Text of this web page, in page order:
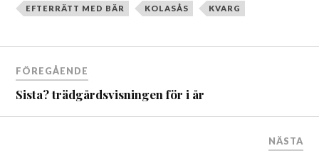
EFTERRÄTT MED BÄR KOLASÅS KVARG
Inläggsnavigering
FÖREGÅENDE
Sista? trädgårdsvisningen för i år
NÄSTA